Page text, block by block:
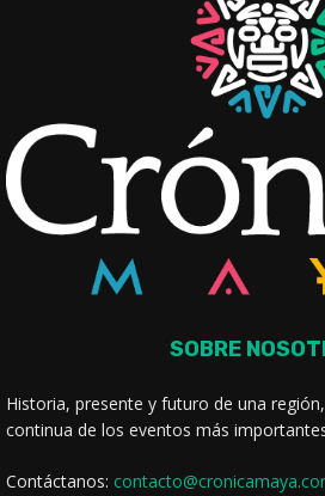
SOBRE
Historia, presente y futuro de una
continua de los eventos más
Contáctanos: